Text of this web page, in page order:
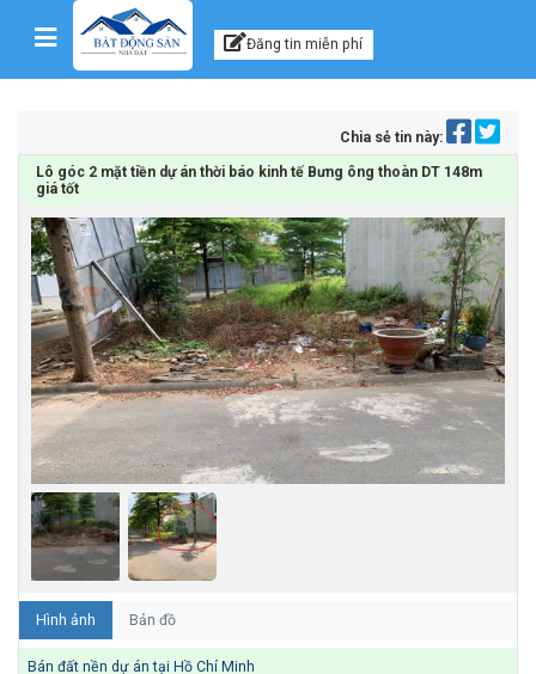
Skip to content Kênh thông tin, tư vấn
Đăng tin miễn phí
Chia sẻ tin này:
Lô góc 2 mặt tiền dự án thời báo kinh tế Bưng ông thoàn DT 148m
giá tốt
Hình ảnh Bản đồ
Bán đất nền dự án tại Hồ Chí Minh